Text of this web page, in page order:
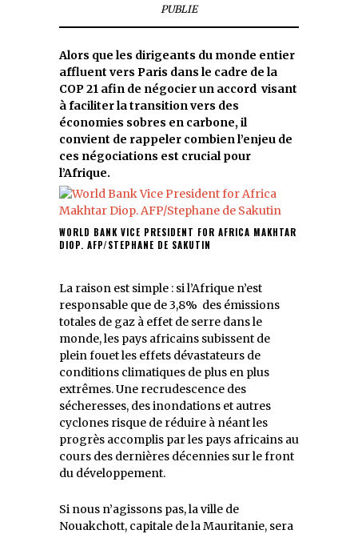
PUBLIE
Alors que les dirigeants du monde entier
affluent vers Paris dans le cadre de la
COP 21 afin de négocier un accord visant
à faciliter la transition vers des
économies sobres en carbone, il
convient de rappeler combien l’enjeu de
ces négociations est crucial pour
l’Afrique.
WORLD BANK VICE PRESIDENT FOR AFRICA MAKHTAR
DIOP. AFP/STEPHANE DE SAKUTIN
La raison est simple : si l’Afrique n’est
responsable que de 3,8% des émissions
totales de gaz à effet de serre dans le
monde, les pays africains subissent de
plein fouet les effets dévastateurs de
conditions climatiques de plus en plus
extrêmes. Une recrudescence des
sécheresses, des inondations et autres
cyclones risque de réduire à néant les
progrès accomplis par les pays africains au
cours des dernières décennies sur le front
du développement.
Si nous n’agissons pas, la ville de
Nouakchott, capitale de la Mauritanie, sera